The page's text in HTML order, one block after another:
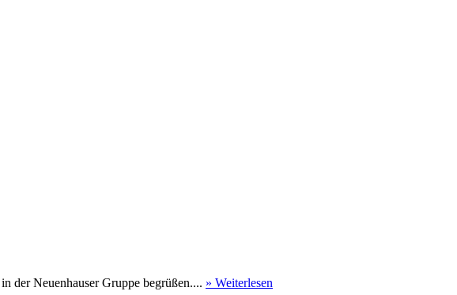
der Neuenhauser Gruppe begrüßen.... » Weiterlesen